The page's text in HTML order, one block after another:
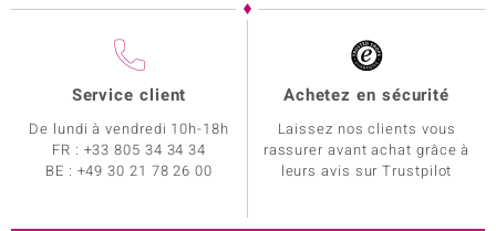
Service client
De lundi à vendredi 10h-18h
FR : +33 805 34 34 34
BE : +49 30 21 78 26 00
Achetez en sécurité
Laissez nos clients vous
rassurer avant achat grâce à
leurs avis sur Trustpilot